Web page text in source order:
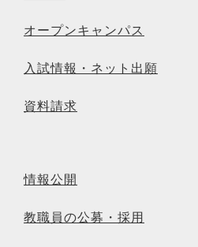
オープンキャンパス
入試情報・ネット出願
資料請求
情報公開
教職員の公募・採用